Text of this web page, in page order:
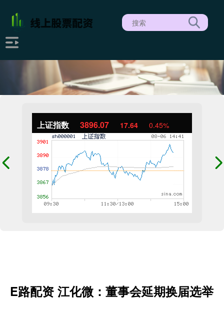
上证指数 3896.07 17.64 0.45%
E路配资 江化微：董事会延期换届选举